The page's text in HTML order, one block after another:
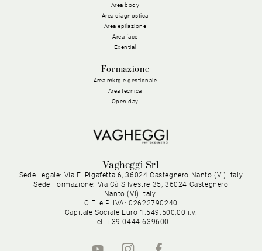
Area body
Area diagnostica
Area epilazione
Area face
Exential
Formazione
Area mktg e gestionale
Area tecnica
Open day
Vagheggi Srl
Sede Legale: Via F. Pigafetta 6, 36024 Castegnero Nanto (VI) Italy
Sede Formazione: Via Cà Silvestre 35, 36024 Castegnero
Nanto (VI) Italy
C.F. e P. IVA: 02622790240
Capitale Sociale Euro 1.549.500,00 i.v.
Tel. +39 0444 639600